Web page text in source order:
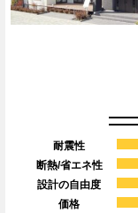
耐震性
断熱/省エネ性
設計の自由度
価格